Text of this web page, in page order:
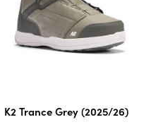
K2 Trance Grey (2025/26)